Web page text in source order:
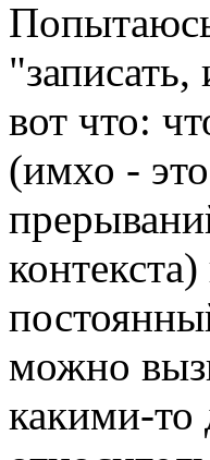
вот что:
(имхо -
можно
какими-